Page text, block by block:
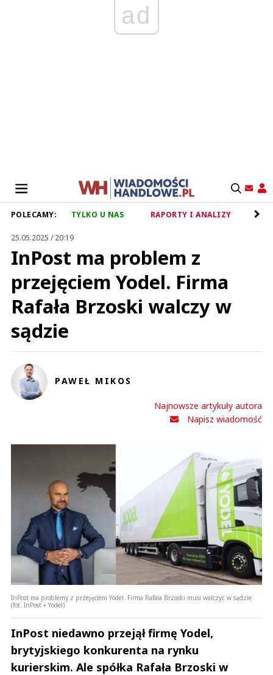
ad
POLECAMY: TYLKO U NAS RAPORTY I ANALIZY
25.05.2025 / 20:19
InPost ma problem z
przejęciem Yodel. Firma
Rafała Brzoski walczy w
sądzie
PAWEŁ MIKOS
Najnowsze artykuły autora
Napisz wiadomość
InPost ma problemy z przejęciem Yodel. Firma Rafała Brzoski musi walczyć w sądzie
(fot. InPost + Yodel)
InPost niedawno przejął firmę Yodel,
brytyjskiego konkurenta na rynku
kurierskim. Ale spółka Rafała Brzoski w